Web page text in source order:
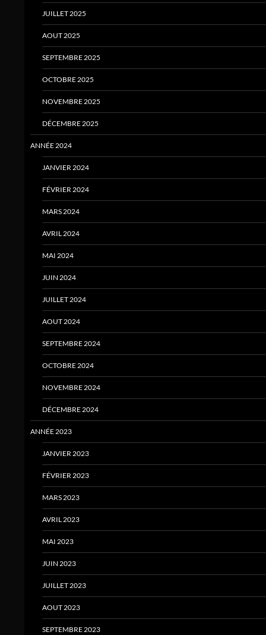
JUILLET 2025
AOUT 2025
SEPTEMBRE 2025
OCTOBRE 2025
NOVEMBRE 2025
DÉCEMBRE 2025
ANNÉE 2024
JANVIER 2024
FÉVRIER 2024
MARS 2024
AVRIL 2024
MAI 2024
JUIN 2024
JUILLET 2024
AOUT 2024
SEPTEMBRE 2024
OCTOBRE 2024
NOVEMBRE 2024
DÉCEMBRE 2024
ANNÉE 2023
JANVIER 2023
FÉVRIER 2023
MARS 2023
AVRIL 2023
MAI 2023
JUIN 2023
JUILLET 2023
AOUT 2023
SEPTEMBRE 2023